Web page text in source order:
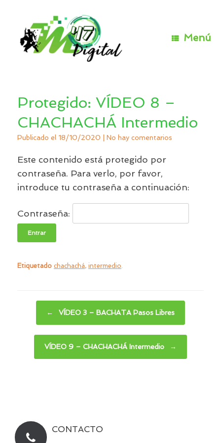
Menú
Protegido: VÍDEO 8 –
CHACHACHÁ Intermedio
Publicado el 18/10/2020 No hay comentarios
Este contenido está protegido por
contraseña. Para verlo, por favor,
introduce tu contraseña a continuación:
Contraseña:
Etiquetado chachachá, intermedio
← VÍDEO 3 – BACHATA Pasos Libres
VÍDEO 9 – CHACHACHÁ Intermedio →
CONTACTO